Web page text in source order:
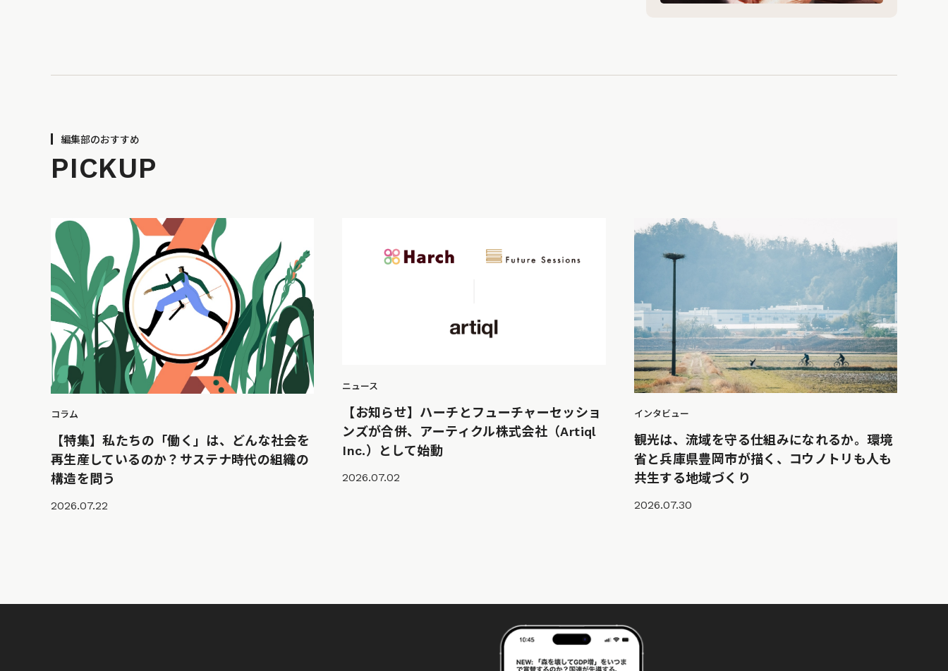
編集部のおすすめ
PICKUP
コラム
【特集】私たちの「働く」は、どんな社会を
再生産しているのか？サステナ時代の組織の
構造を問う
2026.07.22
ニュース
【お知らせ】ハーチとフューチャーセッショ
ンズが合併、アーティクル株式会社（Artiql
Inc.）として始動
2026.07.02
インタビュー
観光は、流域を守る仕組みになれるか。環境
省と兵庫県豊岡市が描く、コウノトリも人も
共生する地域づくり
2026.07.30